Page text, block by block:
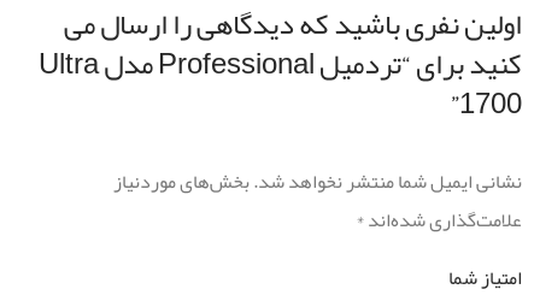
اولین نفری باشید که دیدگاهی را ارسال می
کنید برای “تردمیل Professional مدل Ultra
1700”
نشانی ایمیل شما منتشر نخواهد شد.بخش‌های موردنیاز
علامت‌گذاری شده‌اند*
امتیاز شما